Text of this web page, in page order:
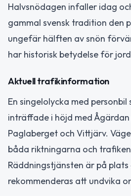
Halvsnödagen infaller idag
gammal svensk tradition den
ungefär hälften av snön
har historisk betydelse för
Aktuell trafikinformation
En singelolycka med
inträffade i höjd med Ågärdan
Paglaberget och Vittjärv.
båda riktningarna och
Räddningstjänsten är på
rekommenderas att undvika